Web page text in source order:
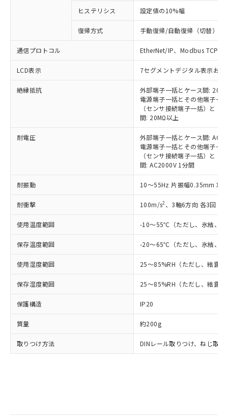
ヒステリシス 設定値の10%幅
復帰方式 手動復帰/自動復帰（切替）
通信プロトコル EtherNet/IP、Modbus TCP
LCD表示 7セグメントデジタル表示お
絶縁抵抗
外部端子一括とケース間:
電源端子一括とその他端子一
（センサ接続端子一括）と
間: 20MΩ以上
耐電圧
外部端子一括とケース間:
電源端子一括とその他端子一
（センサ接続端子一括）と
間: AC2000V 1分間
耐振動 10～55Hz 片振幅0.35mm X
耐衝撃 100m/s2 、3軸6方向 各3回
使用温度範囲 -10～55℃（ただし、氷結、結
保存温度範囲 -20～65℃（ただし、氷結、結
使用湿度範囲 25～85%RH（ただし、結露
保存湿度範囲 25～85%RH（ただし、結露
保護構造 IP20
質量 約200g
取りつけ方法 DINレール取りつけ、ねじ取り
在庫状況および標準価格照会結果は、
記載している更新日時点での社内デー
タに基づき作成されるものであり、閲
覧された時点での実際の在庫および標
準価格とは異なる場合があることをご
正式な納期状況および標準価格はお客
様のお取引先、またはお客様担当のオ
ムロン制御機器販売店・当社販売員に
オムロン制御機器販売店や当社販売拠
販売ネットワーク
」をご確認
在庫状況および標準価格結果を当社の
事前の承諾なく第三者に漏洩または開
示しないようお願いします。
マイパーツ機能（部品リスト作成サー
ビス）をご利用いただくには、I-Web
メンバーズにご登録されている必要が
お客様が当ウェブサイト上で当社にご
登録された部品リストについて、当社
および当社の共同利用者が、当社の製
品・サービスに関するお客様との取
引・商談に必要な範囲で利用すること
※当社の共同利用者とは、
"個人情報
の「1.共同利
むを得ず変更することがあります。
*EU RoHS指令（10物質）：
鉛(Pb) 1000ppm以下、 水銀(Hg) 1000ppm以下、 カド
六価クロム(Cr(Ⅵ)) 1000ppm以下、ポリ臭化ビフェニル
ル) (DEHP)(別名：DOP) 1000ppm以下、フタル酸ブチ
ルベンジル（BBP） 1000ppm以下、フタル酸ジブチル
（DBP） 1000ppm以下、フタル酸ジイソブチル
(DIBP) 1000ppm以下
但し、RoHS指令で産業用監視および制御機器に対する
フタル酸エステル類の４物質については閾値を超える意
図的な使用がないことを確認しています。
部品在庫の切り替え状況などにより、予定
月が前後することがあります。
※3 非含有証明書ダウンロード
下記の非含有証明書をダウンロードするこ
とができます。
EU RoHS指令（10物質）の非含有証明書
51物質の非含有証明書（当社基準）
※本証明書は発行日時点で非含有を証明す
るもので、過去に遡って非含有を証明する
物質の対応では、対応完了までの期間は出
す。
「－」：未確認です。当社販売部門へお問
い合わせください。
*中国RoHS10物質の基準値 (GB/T26572)：
ム) : 100ppm、
Cr(Ⅵ)(六価クロム) : 1000ppm、 PBBs(ポリ臭化ビフェ
ニル類) : 1000ppm、 PBDEs(ポリ臭化ジフェニルエーテ
DBP(フタル酸ジブチル) : 1000ppm、 DIBP(フタル酸ジ
イソブチル) : 1000ppm、 BBP(フタル酸ブチルベンジ
DEHP(フタル酸ビス(2-エチルヘキシル)) : 1000ppm
「ｅ」：有害物質（10物質）のすべてが基
準値以下であることを示します。
「10」：通常の使用状況下において有害物
質が外部に漏えいし、環境に深刻な影響を
「－」：未確認です。当社販売部門へお問
い合わせください。
為替および外国貿易法に定める商品
（以下｢規制貨物等」という）を輸出
または国外への提供する場合は、日本
国政府の輸出許可(または役務取引許
可)を取得するなどの必要な手続きを
当社は規制貨物を破棄する場合は、完
全に破砕するなど、違法に輸出されな
いよう必要な手段を講じます。
当社は貴社製品を、核兵器、ミサイ
ル、化学兵器、生物兵器またはその他
武器並びにこれらの製造装置等に一切
当社は、貴社製品を第三者に販売する
場合は、上記1、2および3の内容を当
該第三者に通知します。また当社は、
法に輸出するおそれがある場合は、取
り引きをいたしません。
キャンセル
説明
一定数以上の在庫あり
一定数には満たないが在庫あり
在庫なし(最新の在庫状況につ
いては、お客様のお取引先、ま
たはお客様担当のオムロン制御
機器販売店・当社販売員にご確
受注生産機種、また在庫状況の
情報を公開していない機種